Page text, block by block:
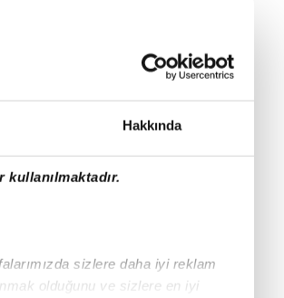
Hakkında
sizlere daha iyi reklam
olduğunu ve sizlere en iyi